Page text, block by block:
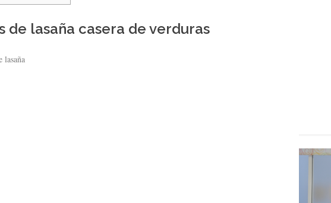
de lasaña casera de verduras
lasaña